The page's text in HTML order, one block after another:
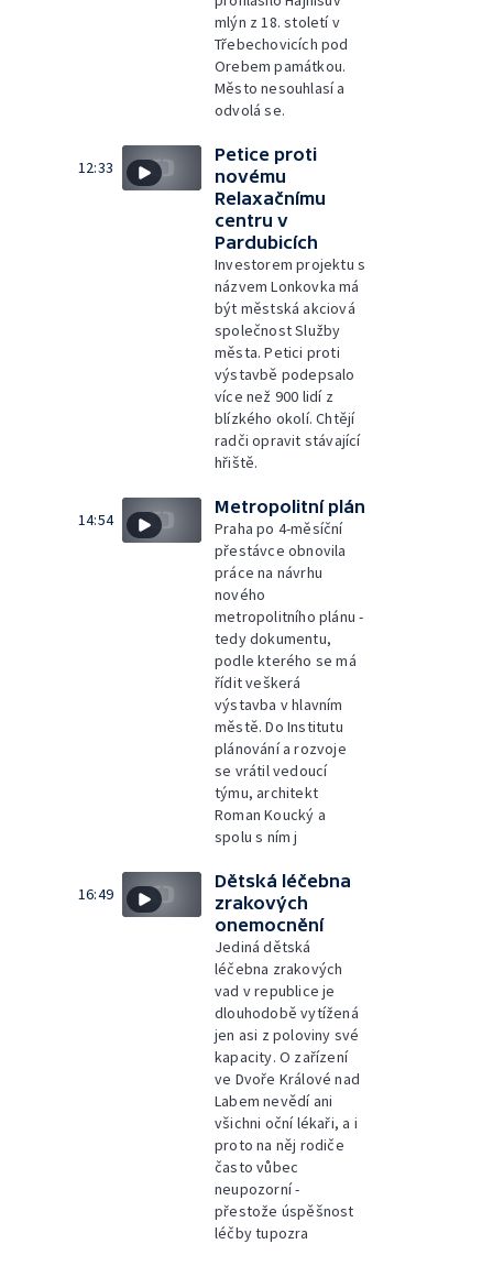
mlýn z 18. století v
Třebechovicích pod
Orebem památkou.
Město nesouhlasí a
odvolá se.
12:33
Petice proti
novému
Relaxačnímu
centru v
Pardubicích
Investorem projektu s
názvem Lonkovka má
být městská akciová
společnost Služby
města. Petici proti
výstavbě podepsalo
více než 900 lidí z
blízkého okolí. Chtějí
radči opravit stávající
hřiště.
14:54
Metropolitní plán
Praha po 4-měsíční
přestávce obnovila
práce na návrhu
nového
metropolitního plánu -
tedy dokumentu,
podle kterého se má
řídit veškerá
výstavba v hlavním
městě. Do Institutu
plánování a rozvoje
se vrátil vedoucí
týmu, architekt
Roman Koucký a
spolu s ním j
16:49
Dětská léčebna
zrakových
onemocnění
Jediná dětská
léčebna zrakových
vad v republice je
dlouhodobě vytížená
jen asi z poloviny své
kapacity. O zařízení
ve Dvoře Králové nad
Labem nevědí ani
všichni oční lékaři, a i
proto na něj rodiče
často vůbec
neupozorní -
přestože úspěšnost
léčby tupozra